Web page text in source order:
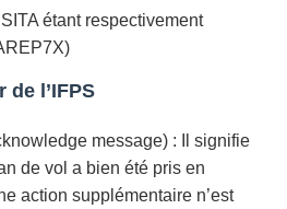
étant respectivement
de l’IFPS
message) : Il signifie
de vol a bien été pris en
action supplémentaire n’est